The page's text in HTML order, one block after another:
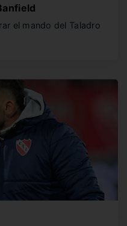
el mando del Taladro